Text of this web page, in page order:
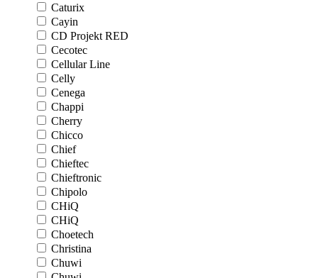
Caturix
Cayin
CD Projekt RED
Cecotec
Cellular Line
Celly
Cenega
Chappi
Cherry
Chicco
Chief
Chieftec
Chieftronic
Chipolo
CHiQ
CHiQ
Choetech
Christina
Chuwi